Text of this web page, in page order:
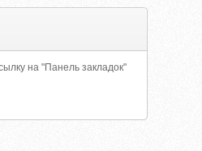
на "Панель закладок"